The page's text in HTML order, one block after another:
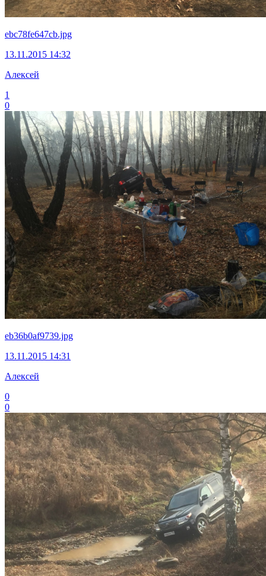
ebc78fe647cb.jpg
13.11.2015 14:32
Алексей
1
0
eb36b0af9739.jpg
13.11.2015 14:31
Алексей
0
0